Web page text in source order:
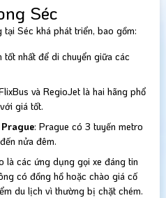
Séc
Séc khá phát triển, bao gồm:
tốt nhất để di chuyển giữa các
và RegioJet là hai hãng phổ
giá tốt.
: Prague có 3 tuyến metro
nửa đêm.
là các ứng dụng gọi xe đáng tin
có đồng hồ hoặc chào giá cố
du lịch vì thường bị chặt chém.